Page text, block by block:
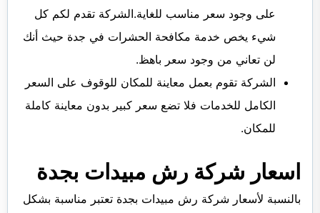
على وجود سعر مناسب للغاية.الشركة تقدم لكم كل
شيء يخص خدمة مكافحة الحشرات في جدة حيث أنك
لن تعاني من وجود سعر باهظ.
الشركة تقوم بعمل معاينة للمكان للوقوف على السعر
الكامل للخدمات فلا تضع سعر كبير بدون معاينة كاملة
للمكان.
اسعار شركة رش مبيدات بجدة
بالنسبة لأسعار شركة رش مبيدات بجدة تعتبر مناسبة بشكل